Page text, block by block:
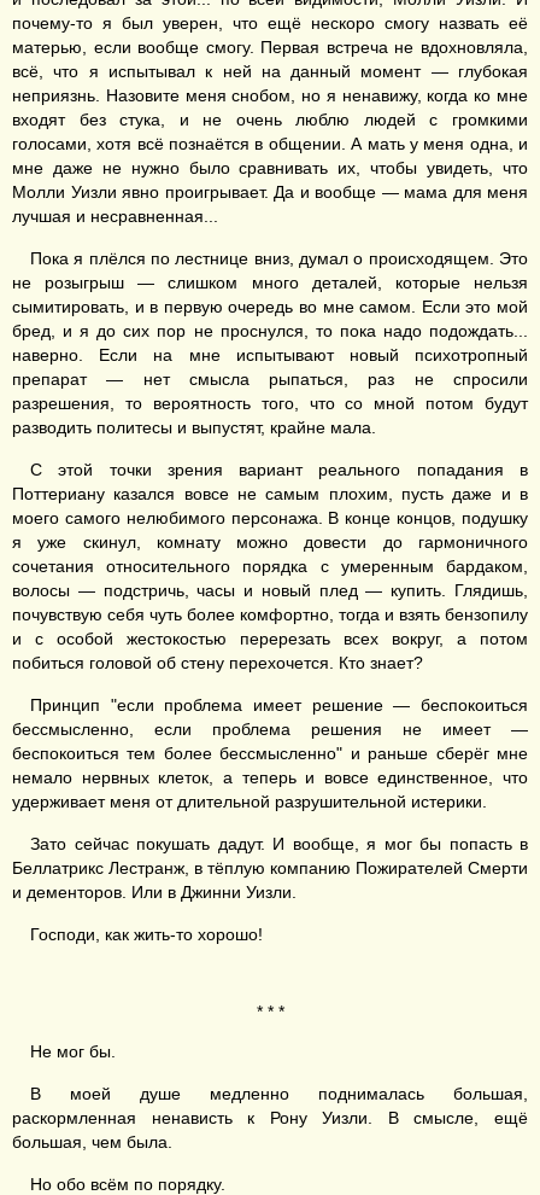
почему-то я был уверен, что ещё нескоро смогу назвать её
матерью, если вообще смогу. Первая встреча не вдохновляла,
всё, что я испытывал к ней на данный момент — глубокая
неприязнь. Назовите меня снобом, но я ненавижу, когда ко мне
входят без стука, и не очень люблю людей с громкими
голосами, хотя всё познаётся в общении. А мать у меня одна, и
мне даже не нужно было сравнивать их, чтобы увидеть, что
Молли Уизли явно проигрывает. Да и вообще — мама для меня
лучшая и несравненная...
Пока я плёлся по лестнице вниз, думал о происходящем. Это
не розыгрыш — слишком много деталей, которые нельзя
сымитировать, и в первую очередь во мне самом. Если это мой
бред, и я до сих пор не проснулся, то пока надо подождать...
наверно. Если на мне испытывают новый психотропный
препарат — нет смысла рыпаться, раз не спросили
разрешения, то вероятность того, что со мной потом будут
разводить политесы и выпустят, крайне мала.
С этой точки зрения вариант реального попадания в
Поттериану казался вовсе не самым плохим, пусть даже и в
моего самого нелюбимого персонажа. В конце концов, подушку
я уже скинул, комнату можно довести до гармоничного
сочетания относительного порядка с умеренным бардаком,
волосы — подстричь, часы и новый плед — купить. Глядишь,
почувствую себя чуть более комфортно, тогда и взять бензопилу
и с особой жестокостью перерезать всех вокруг, а потом
побиться головой об стену перехочется. Кто знает?
Принцип "если проблема имеет решение — беспокоиться
бессмысленно, если проблема решения не имеет —
беспокоиться тем более бессмысленно" и раньше сберёг мне
немало нервных клеток, а теперь и вовсе единственное, что
удерживает меня от длительной разрушительной истерики.
Зато сейчас покушать дадут. И вообще, я мог бы попасть в
Беллатрикс Лестранж, в тёплую компанию Пожирателей Смерти
и дементоров. Или в Джинни Уизли.
Господи, как жить-то хорошо!
* * *
Не мог бы.
В моей душе медленно поднималась большая,
раскормленная ненависть к Рону Уизли. В смысле, ещё
большая, чем была.
Но обо всём по порядку.